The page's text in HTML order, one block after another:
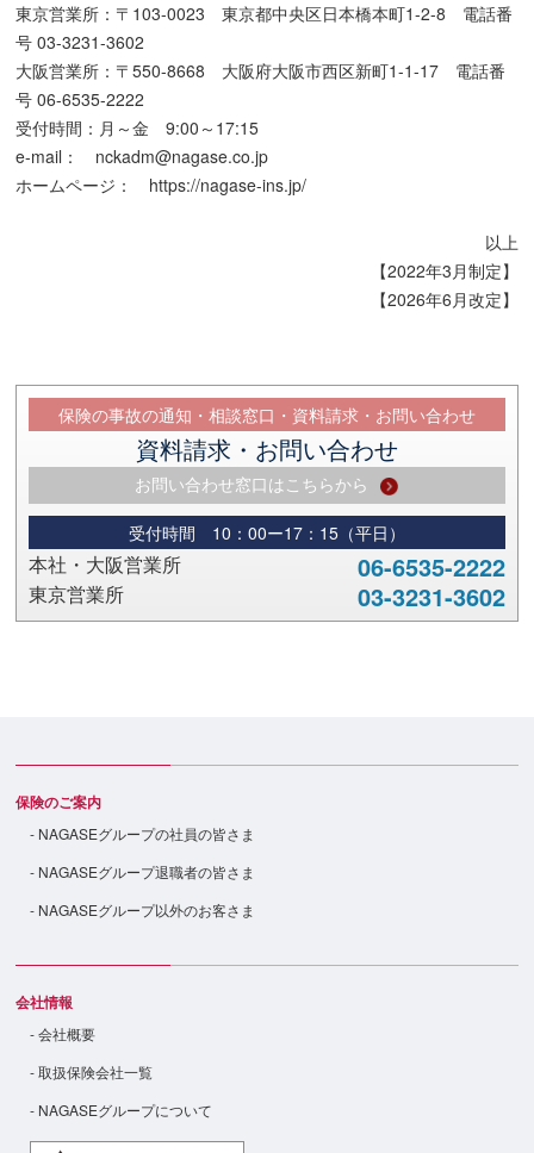
東京営業所：〒103-0023 東京都中央区日本橋本町1-2-8 電話番
号 03-3231-3602
大阪営業所：〒550-8668 大阪府大阪市西区新町1-1-17 電話番
号 06-6535-2222
受付時間：月～金 9:00～17:15
e-mail： nckadm@nagase.co.jp
ホームページ： https://nagase-ins.jp/
以上
【2022年3月制定】
【2026年6月改定】
保険の事故の通知・相談窓口・資料請求・お問い合わせ
資料請求・お問い合わせ
お問い合わせ窓口はこちらから
受付時間 10：00ー17：15（平日）
本社・大阪営業所 06-6535-2222
東京営業所 03-3231-3602
保険のご案内
- NAGASEグループの社員の皆さま
- NAGASEグループ退職者の皆さま
- NAGASEグループ以外のお客さま
会社情報
- 会社概要
- 取扱保険会社一覧
- NAGASEグループについて